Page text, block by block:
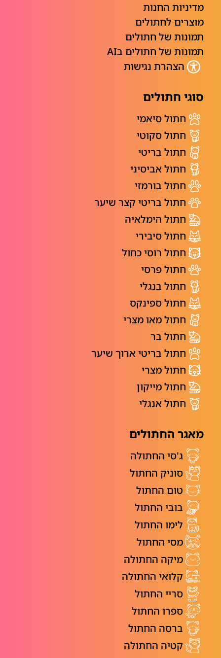
מדיניות החנות
מוצרים לחתולים
תמונות של חתולים
תמונות של חתולים בAI
הצהרת נגישות
סוגי חתולים
חתול סיאמי
חתול סקוטי
חתול בריטי
חתול אביסיני
חתול בורמזי
חתול בריטי קצר שיער
חתול הימלאיה
חתול סיבירי
חתול רוסי כחול
חתול פרסי
חתול בנגלי
חתול ספינקס
חתול מאו מצרי
חתול בר
חתול בריטי ארוך שיער
חתול מצרי
חתול מייקון
חתול אנגלי
מאגר החתולים
ג'סי החתולה
סוניק החתול
טום החתול
בובי החתול
לימו החתול
מסי החתול
מיקה החתולה
קלואי החתולה
סריי החתול
ספרו החתול
ברסה החתול
קטיה החתולה